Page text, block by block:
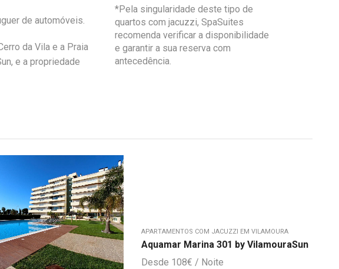
de automóveis.
da Vila e a Praia
e a propriedade
*Pela singularidade deste tipo de
quartos com jacuzzi, SpaSuites
recomenda verificar a disponibilidade
e garantir a sua reserva com
antecedência.
APARTAMENTOS COM JACUZZI EM VILAMOURA
Aquamar Marina 301 by VilamouraSun
108€